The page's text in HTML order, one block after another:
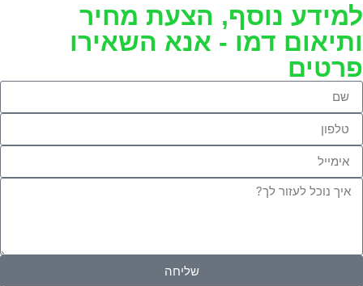
למידע נוסף, הצעת מחיר
ותיאום דמו - אנא השאירו
פרטים
שליחה